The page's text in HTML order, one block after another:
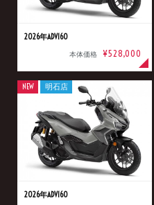
2026年ADV160
本体価格 ¥528,000
2026年ADV160
NEW 明石店